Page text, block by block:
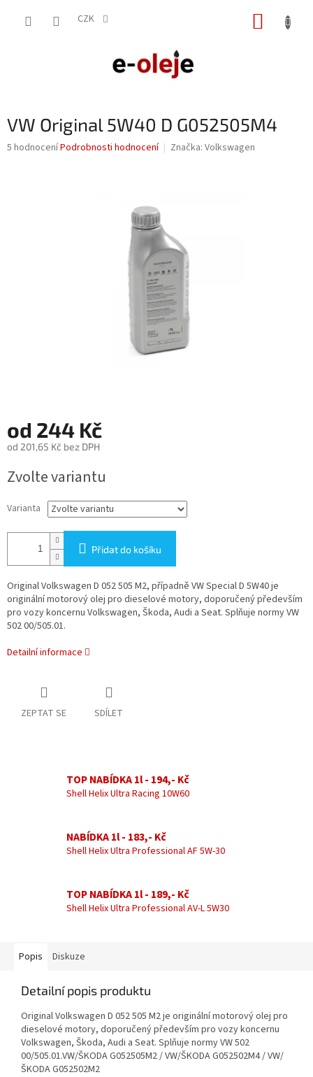
CZK
VW Original 5W40 D G052505M4
Průměrné
5 hodnoceníPodrobnosti hodnocení Značka: Volkswagen
od 244 Kč
od 201,65 Kč bez DPH
cena:
Zvolte variantu
Varianta
Přidat do košíku
Original Volkswagen D 052 505 M2, případně VW Special D 5W40 je
originální motorový olej pro dieselové motory, doporučený především
pro vozy koncernu Volkswagen, Škoda, Audi a Seat. Splňuje normy VW
502 00/505.01.
Detailní informace
ZEPTAT SE SDÍLET
TOP NABÍDKA 1l - 194,- Kč
Shell Helix Ultra Racing 10W60
NABÍDKA 1l - 183,- Kč
Shell Helix Ultra Professional AF 5W-30
TOP NABÍDKA 1l - 189,- Kč
Shell Helix Ultra Professional AV-L 5W30
Popis Diskuze
Detailní popis produktu
Original Volkswagen D 052 505 M2 je originální motorový olej pro
dieselové motory, doporučený především pro vozy koncernu
Volkswagen, Škoda, Audi a Seat. Splňuje normy VW 502
00/505.01.VW/ŠKODA G052505M2 / VW/ŠKODA G052502M4 / VW/
ŠKODA G052502M2